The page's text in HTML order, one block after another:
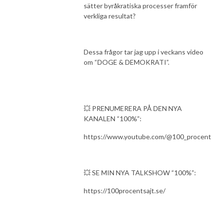
sätter byråkratiska processer framför
verkliga resultat?
Dessa frågor tar jag upp i veckans video
om “DOGE & DEMOKRATI”.
💥 PRENUMERERA PÅ DEN NYA
KANALEN “100%”:
https://www.youtube.com/@100_procent
💥 SE MIN NYA TALKSHOW “100%”:
https://100procentsajt.se/